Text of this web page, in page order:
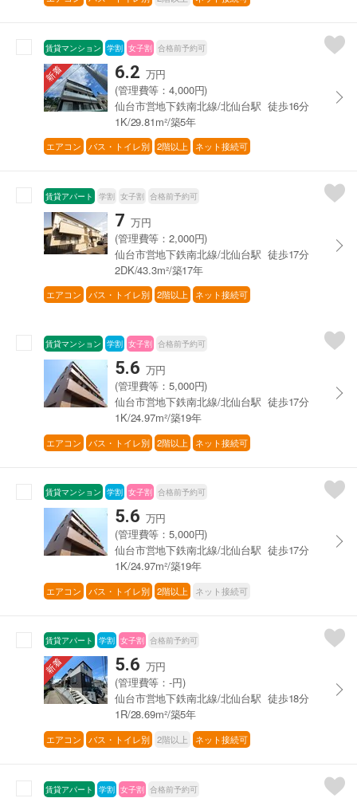
賃貸マンション 学割 女子割 合格前予約可
6.2 万円
(管理費等：4,000円)
仙台市営地下鉄南北線/北仙台駅 徒歩16分
1K/29.81m²/築5年
エアコン バス・トイレ別 2階以上 ネット接続可
賃貸アパート 学割 女子割 合格前予約可
7 万円
(管理費等：2,000円)
仙台市営地下鉄南北線/北仙台駅 徒歩17分
2DK/43.3m²/築17年
エアコン バス・トイレ別 2階以上 ネット接続可
賃貸マンション 学割 女子割 合格前予約可
5.6 万円
(管理費等：5,000円)
仙台市営地下鉄南北線/北仙台駅 徒歩17分
1K/24.97m²/築19年
エアコン バス・トイレ別 2階以上 ネット接続可
賃貸マンション 学割 女子割 合格前予約可
5.6 万円
(管理費等：5,000円)
仙台市営地下鉄南北線/北仙台駅 徒歩17分
1K/24.97m²/築19年
エアコン バス・トイレ別 2階以上 ネット接続可
賃貸アパート 学割 女子割 合格前予約可
5.6 万円
(管理費等：-円)
仙台市営地下鉄南北線/北仙台駅 徒歩18分
1R/28.69m²/築5年
エアコン バス・トイレ別 2階以上 ネット接続可
賃貸アパート 学割 女子割 合格前予約可